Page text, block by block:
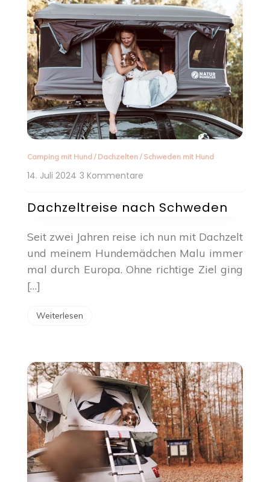
Camping mit Hund / Dachzelten/ Schweden mit Hund
14. Juli 2024 3 Kommentarezu
nach
Schweden
Dachzeltreise nach Schweden
Seit zwei Jahren reise ich nun mit Dachzelt
und meinem Hundemädchen Malu immer
mal durch Europa. Ohne richtige Ziel ging
[…]
Weiterlesen